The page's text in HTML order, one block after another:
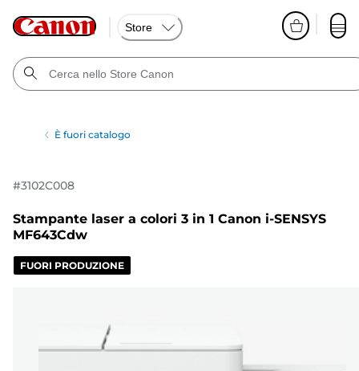
Store
È fuori catalogo
#3102C008
Stampante laser a colori 3 in 1 Canon i-SENSYS
MF643Cdw
FUORI PRODUZIONE